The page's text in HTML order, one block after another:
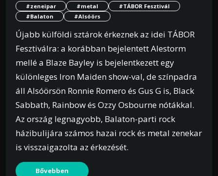
#zeneipar #metal
#TÁBOR Fesztivál
#Balaton
#Alsóörs
Újabb külföldi sztárok érkeznek az idei TÁBOR
Fesztiválra: a korábban bejelentett Alestorm
mellé a Blaze Bayley is bejelentkezett egy
különleges Iron Maiden show-val, de színpadra
áll Alsóörsön Ronnie Romero és Gus G is, Black
Sabbath, Rainbow és Ozzy Osbourne nótákkal.
Az ország legnagyobb, Balaton-parti rock
házibulijára számos hazai rock és metal zenekar
is visszaigazolta az érkezését.
Bővebben